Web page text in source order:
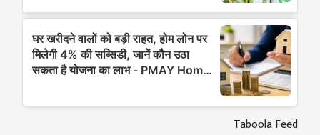
Taboola Feed